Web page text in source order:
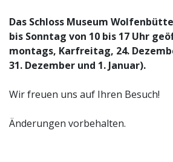
Das Schloss Museum
bis Sonntag von 10 bis 17 Uhr
montags, Karfreitag, 24.
31. Dezember und 1. Januar).
Wir freuen uns auf Ihren Besuch!
Änderungen vorbehalten.